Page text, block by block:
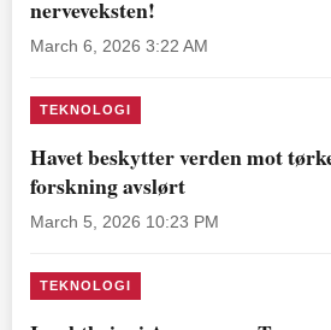
nerveveksten!
March 6, 2026 3:22 AM
TEKNOLOGI
Havet beskytter verden mot
forskning avslørt
March 5, 2026 10:23 PM
TEKNOLOGI